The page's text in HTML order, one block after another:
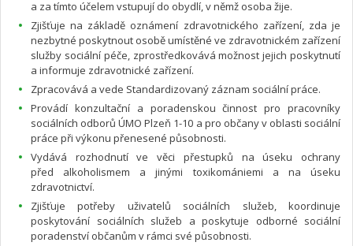
a za tímto účelem vstupují do obydlí, v němž osoba žije.
Zjišťuje na základě oznámení zdravotnického zařízení, zda je
nezbytné poskytnout osobě umístěné ve zdravotnickém zařízení
služby sociální péče, zprostředkovává možnost jejich poskytnutí
a informuje zdravotnické zařízení.
Zpracovává a vede Standardizovaný záznam sociální práce.
Provádí konzultační a poradenskou činnost pro pracovníky
sociálních odborů ÚMO Plzeň 1-10 a pro občany v oblasti sociální
práce při výkonu přenesené působnosti.
Vydává rozhodnutí ve věci přestupků na úseku ochrany
před alkoholismem a jinými toxikomániemi a na úseku
zdravotnictví.
Zjišťuje potřeby uživatelů sociálních služeb, koordinuje
poskytování sociálních služeb a poskytuje odborné sociální
poradenství občanům v rámci své působnosti.